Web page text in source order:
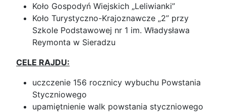
Koło Gospodyń Wiejskich „Leliwianki”
Koło Turystyczno-Krajoznawcze „2” przy
Szkole Podstawowej nr 1 im. Władysława
Reymonta w Sieradzu
CELE RAJDU:
uczczenie 156 rocznicy wybuchu Powstania
Styczniowego
upamiętnienie walk powstania styczniowego